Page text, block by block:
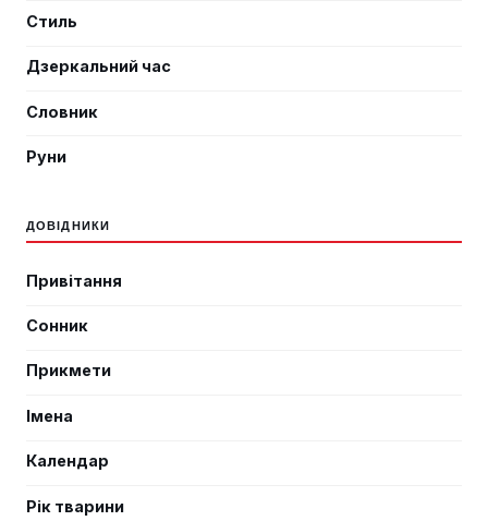
Стиль
Дзеркальний час
Словник
Руни
ДОВІДНИКИ
Привітання
Сонник
Прикмети
Імена
Календар
Рік тварини